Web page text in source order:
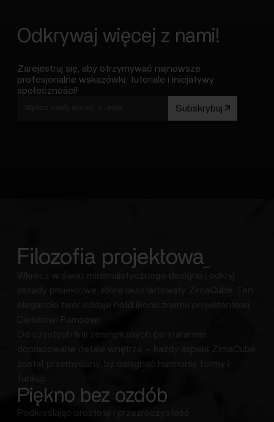
Odkrywaj więcej z nami!
Zarejestruj się, aby otrzymywać najnowsze
profesjonalne wskazówki, tutoriale i inicjatywy
społeczności!
Subskrybuj
Filozofia projektowa_
Wkrocz w świat minimalistycznego designu i odkryj
zasady projektowe, które ukształtowały ZimaCube. Ten
elegancki twór oddaje hołd ikonicznemu projektantowi
Dieterowi Ramsowi.
Od czystych linii zewnętrznych po starannie
dopracowane detale wnętrza – każdy aspekt ZimaCube
został przemyślany, by osiągnąć harmonię formy i
funkcji.
Piękno bez ozdób
Podkreślając prostotę i przezroczystość